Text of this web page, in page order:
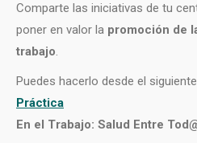
Comparte las iniciativas de tu
poner en valor la promoción de
trabajo.
Puedes hacerlo desde el
Práctica
En el Trabajo: Salud Entre